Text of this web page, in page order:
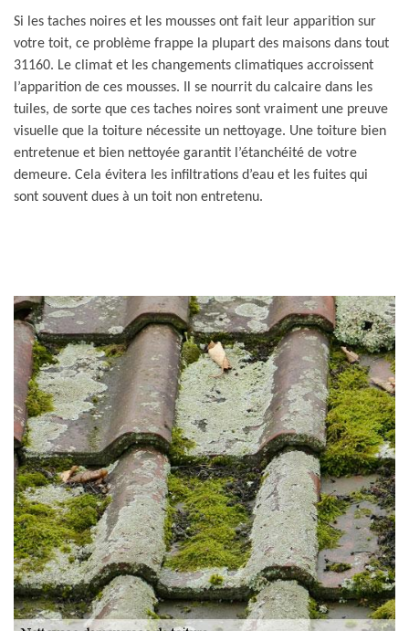
Si les taches noires et les mousses ont fait leur apparition sur
votre toit, ce problème frappe la plupart des maisons dans tout
31160. Le climat et les changements climatiques accroissent
l’apparition de ces mousses. Il se nourrit du calcaire dans les
tuiles, de sorte que ces taches noires sont vraiment une preuve
visuelle que la toiture nécessite un nettoyage. Une toiture bien
entretenue et bien nettoyée garantit l’étanchéité de votre
demeure. Cela évitera les infiltrations d’eau et les fuites qui
sont souvent dues à un toit non entretenu.